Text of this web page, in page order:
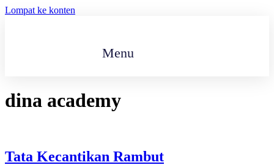
Lompat ke konten
Menu
dina academy
Tata Kecantikan Rambut